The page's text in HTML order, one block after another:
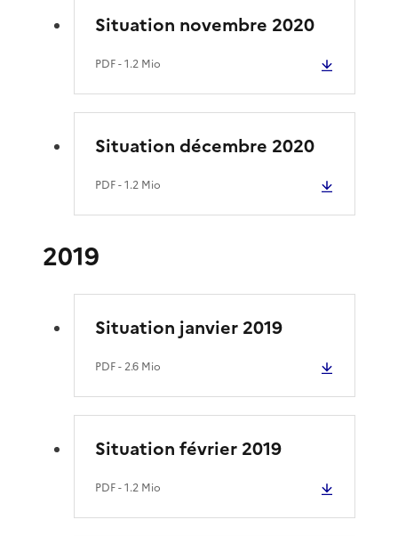
Situation novembre 2020
PDF- 1.2 Mio
Situation décembre 2020
PDF- 1.2 Mio
2019
Situation janvier 2019
PDF- 2.6 Mio
Situation février 2019
PDF- 1.2 Mio